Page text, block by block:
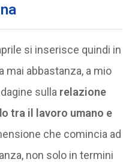
si inserisce quindi in
mai abbastanza, a mio
sulla relazione
tra il lavoro umano e
che comincia ad
non solo in termini